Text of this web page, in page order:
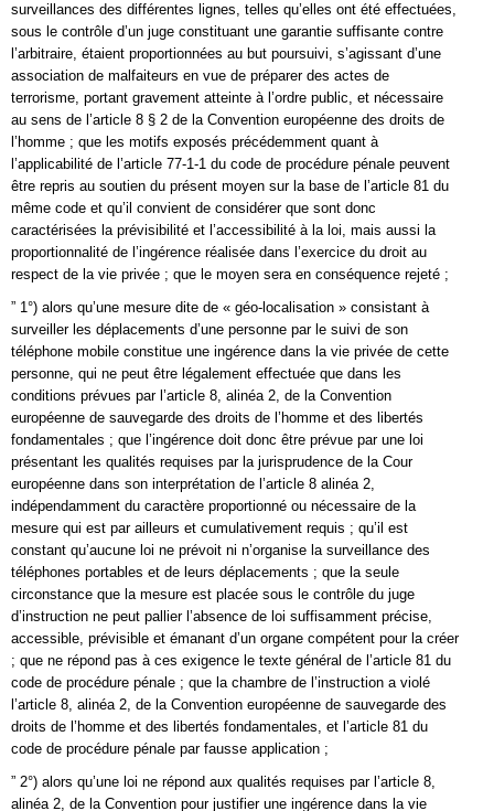
surveillances des différentes lignes, telles qu’elles ont été effectuées,
sous le contrôle d’un juge constituant une garantie suffisante contre
l’arbitraire, étaient proportionnées au but poursuivi, s’agissant d’une
association de malfaiteurs en vue de préparer des actes de
terrorisme, portant gravement atteinte à l’ordre public, et nécessaire
au sens de l’article 8 § 2 de la Convention européenne des droits de
l’homme ; que les motifs exposés précédemment quant à
l’applicabilité de l’article 77-1-1 du code de procédure pénale peuvent
être repris au soutien du présent moyen sur la base de l’article 81 du
même code et qu’il convient de considérer que sont donc
caractérisées la prévisibilité et l’accessibilité à la loi, mais aussi la
proportionnalité de l’ingérence réalisée dans l’exercice du droit au
respect de la vie privée ; que le moyen sera en conséquence rejeté ;
” 1°) alors qu’une mesure dite de « géo-localisation » consistant à
surveiller les déplacements d’une personne par le suivi de son
téléphone mobile constitue une ingérence dans la vie privée de cette
personne, qui ne peut être légalement effectuée que dans les
conditions prévues par l’article 8, alinéa 2, de la Convention
européenne de sauvegarde des droits de l’homme et des libertés
fondamentales ; que l’ingérence doit donc être prévue par une loi
présentant les qualités requises par la jurisprudence de la Cour
européenne dans son interprétation de l’article 8 alinéa 2,
indépendamment du caractère proportionné ou nécessaire de la
mesure qui est par ailleurs et cumulativement requis ; qu’il est
constant qu’aucune loi ne prévoit ni n’organise la surveillance des
téléphones portables et de leurs déplacements ; que la seule
circonstance que la mesure est placée sous le contrôle du juge
d’instruction ne peut pallier l’absence de loi suffisamment précise,
accessible, prévisible et émanant d’un organe compétent pour la créer
; que ne répond pas à ces exigence le texte général de l’article 81 du
code de procédure pénale ; que la chambre de l’instruction a violé
l’article 8, alinéa 2, de la Convention européenne de sauvegarde des
droits de l’homme et des libertés fondamentales, et l’article 81 du
code de procédure pénale par fausse application ;
” 2°) alors qu’une loi ne répond aux qualités requises par l’article 8,
alinéa 2, de la Convention pour justifier une ingérence dans la vie